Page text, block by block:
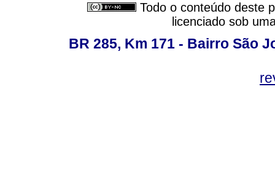
Todo o conteúdo deste
licenciado sob
BR 285, Km 171 - Bairro São